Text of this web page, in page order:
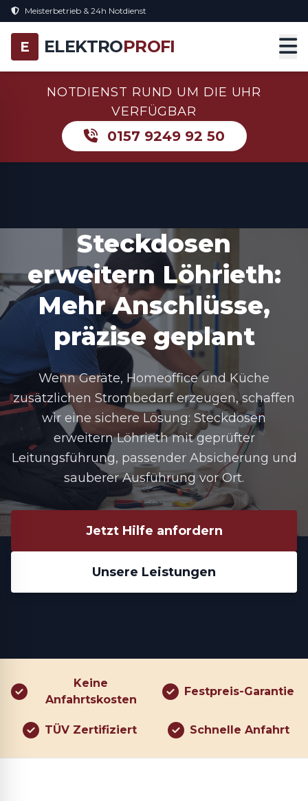
Meisterbetrieb & 24h Notdienst
E ELEKTROPROFI
NOTDIENST RUND UM DIE UHR
VERFÜGBAR
0157 9249 92 50
Steckdosen
erweitern Löhrieth:
Mehr Anschlüsse,
präzise geplant
Wenn Geräte, Homeoffice und Küche
zusätzlichen Strombedarf erzeugen, schaffen
wir eine sichere Lösung: Steckdosen
erweitern Löhrieth mit geprüfter
Leitungsführung, passender Absicherung und
sauberer Ausführung vor Ort.
Jetzt Hilfe anfordern
Unsere Leistungen
Keine
Anfahrtskosten
Festpreis-Garantie
TÜV Zertifiziert Schnelle Anfahrt